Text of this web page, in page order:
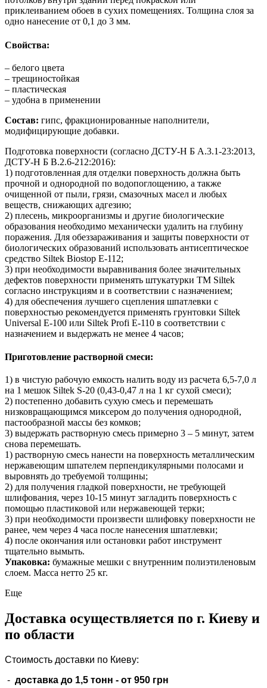
приклеиванием обоев в сухих помещениях. Толщина слоя за
одно нанесение от 0,1 до 3 мм.
Свойства:
– белого цвета
– трещиностойкая
– пластическая
– удобна в применении
Состав: гипс, фракционированные наполнители,
модифицирующие добавки.
Подготовка поверхности (согласно ДСТУ-Н Б А.3.1-23:2013,
ДСТУ-Н Б В.2.6-212:2016):
1) подготовленная для отделки поверхность должна быть
прочной и однородной по водопоглощению, а также
очищенной от пыли, грязи, смазочных масел и любых
веществ, снижающих адгезию;
2) плесень, микроорганизмы и другие биологические
образования необходимо механически удалить на глубину
поражения. Для обеззараживания и защиты поверхности от
биологических образований использовать антисептическое
средство Siltek Biostop Е-112;
3) при необходимости выравнивания более значительных
дефектов поверхности применять штукатурки TM Siltek
согласно инструкциям и в соответствии с назначением;
4) для обеспечения лучшего сцепления шпатлевки с
поверхностью рекомендуется применять грунтовки Siltek
Universal E-100 или Siltek Profi E-110 в соответствии с
назначением и выдержать не менее 4 часов;
Приготовление растворной смеси:
1) в чистую рабочую емкость налить воду из расчета 6,5-7,0 л
на 1 мешок Siltek S-20 (0,43-0,47 л на 1 кг сухой смеси);
2) постепенно добавить сухую смесь и перемешать
низковращающимся миксером до получения однородной,
пастообразной массы без комков;
3) выдержать растворную смесь примерно 3 – 5 минут, затем
снова перемешать.
1) растворную смесь нанести на поверхность металлическим
нержавеющим шпателем перпендикулярными полосами и
выровнять до требуемой толщины;
2) для получения гладкой поверхности, не требующей
шлифования, через 10-15 минут загладить поверхность с
помощью пластиковой или нержавеющей терки;
3) при необходимости произвести шлифовку поверхности не
ранее, чем через 4 часа после нанесения шпатлевки;
4) после окончания или остановки работ инструмент
тщательно вымыть.
Упаковка: бумажные мешки с внутренним полиэтиленовым
слоем. Масса нетто 25 кг.
Еще
Доставка осуществляется по г. Киеву и
по области
Стоимость доставки по Киеву:
- доставка до 1,5 тонн - от 950 грн